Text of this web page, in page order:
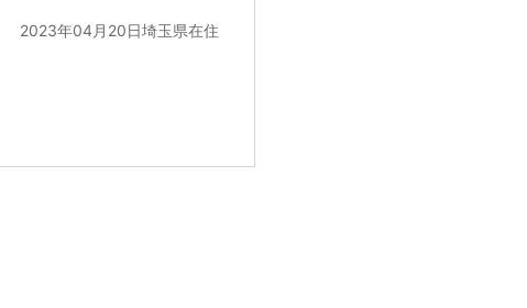
2023年04月20日埼玉県在住